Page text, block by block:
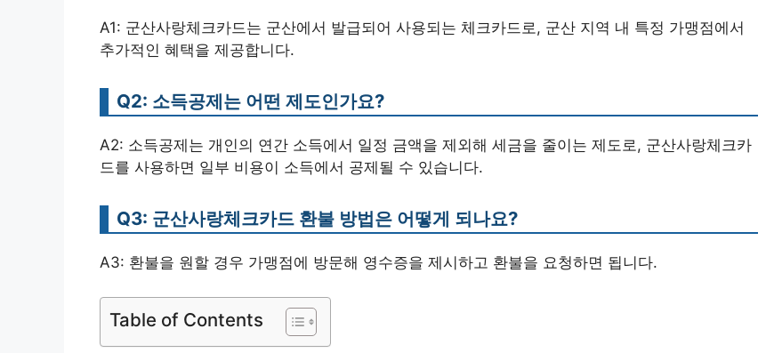
A1: 군산사랑체크카드는 군산에서 발급되어 사용되는 체크카드로, 군산 지역 내 특정 가맹점에서
추가적인 혜택을 제공합니다.
Q2: 소득공제는 어떤 제도인가요?
A2: 소득공제는 개인의 연간 소득에서 일정 금액을 제외해 세금을 줄이는 제도로, 군산사랑체크카
드를 사용하면 일부 비용이 소득에서 공제될 수 있습니다.
Q3: 군산사랑체크카드 환불 방법은 어떻게 되나요?
A3: 환불을 원할 경우 가맹점에 방문해 영수증을 제시하고 환불을 요청하면 됩니다.
Table of Contents